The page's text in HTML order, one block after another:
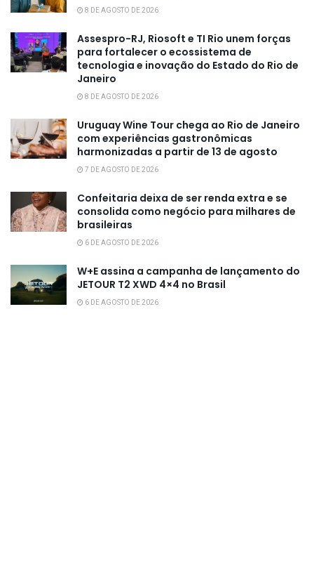
8 DE AGOSTO DE 2026
Assespro-RJ, Riosoft e TI Rio unem forças
para fortalecer o ecossistema de
tecnologia e inovação do Estado do Rio de
Janeiro
8 DE AGOSTO DE 2026
Uruguay Wine Tour chega ao Rio de Janeiro
com experiências gastronômicas
harmonizadas a partir de 13 de agosto
7 DE AGOSTO DE 2026
Confeitaria deixa de ser renda extra e se
consolida como negócio para milhares de
brasileiras
6 DE AGOSTO DE 2026
W+E assina a campanha de lançamento do
JETOUR T2 XWD 4×4 no Brasil
6 DE AGOSTO DE 2026